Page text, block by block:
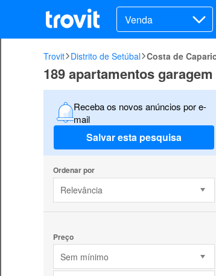
Venda
Trovit Distrito de Setúbal Costa de
189 apartamentos
Receba os novos anúncios por e-
mail
Salvar esta pesquisa
Ordenar por
Relevância
Preço
Sem mínimo